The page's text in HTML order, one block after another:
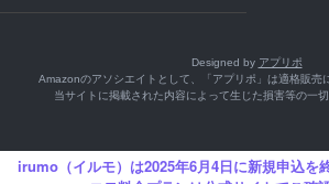
Designed by アプリポ
Amazonのアソシエイトとして、「アプリポ」は適格販売
当サイトに掲載された内容によって生じた損害等の一
irumo（イルモ）は2025年6月4日に新規申込を